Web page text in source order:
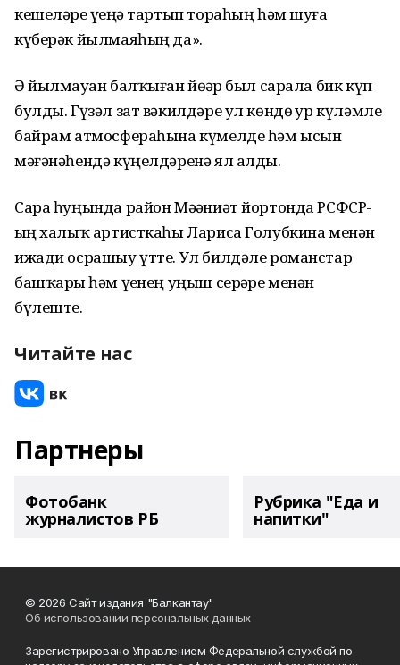
кешеләрҙе үҙеңә тартып тораһың һәм шуға
күберәк йылмаяһың да».
Ә йылмауҙан балҡыған йөҙҙәр был сарала бик күп
булды. Гүзәл зат вәкилдәре ул көндө ҙур күләмле
байрам атмосфераһына күмелде һәм ысын
мәғәнәһендә күңелдәренә ял алды.
Сара һуңында район Мәҙәниәт йортонда РСФСР-
ҙың халыҡ артисткаһы Лариса Голубкина менән
ижади осрашыу үтте. Ул билдәле романстар
башҡарҙы һәм үҙенең уңыш серҙәре менән
бүлеште.
Читайте нас
Партнеры
Фотобанк
журналистов РБ
Рубрика "Еда и
напитки"
© 2026 Сайт издания "Балкантау"
Об использовании персональных данных
Зарегистрировано Управлением Федеральной службой по